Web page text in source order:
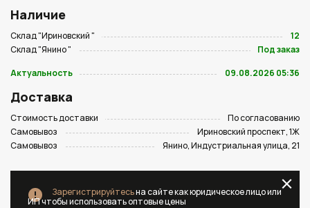
Наличие
Склад "Ириновский "
12
Склад "Янино "
Под заказ
Актуальность
09.08.2026 05:36
Доставка
Стоимость доставки
По согласованию
Самовывоз
Ириновский проспект, 1Ж
Самовывоз
Янино, Индустриальная улица, 21
Зарегистрируйтесьна сайте как юридическое лицо или
ИП чтобы использовать оптовые цены